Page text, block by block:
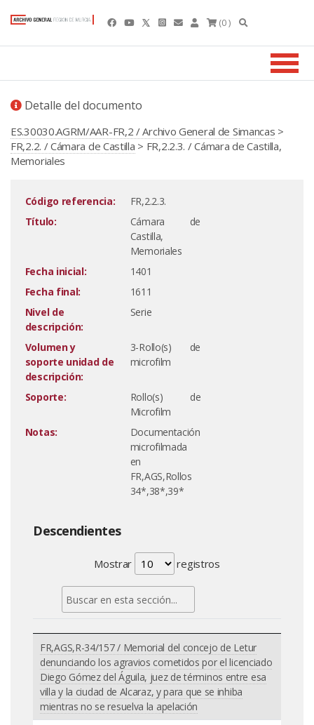
(0 )
Detalle del documento
ES.30030.AGRM/AAR-FR,2 / Archivo General de Simancas >
FR,2.2. / Cámara de Castilla > FR,2.2.3. / Cámara de Castilla,
Memoriales
Código referencia:
FR,2.2.3.
Título:
Cámara de
Castilla,
Memoriales
Fecha inicial:
1401
Fecha final:
1611
Nivel de
descripción:
Serie
Volumen y
soporte unidad de
descripción:
3-Rollo(s) de
microfilm
Soporte:
Rollo(s) de
Microfilm
Notas:
Documentación
microfilmada
en
FR,AGS,Rollos
34*,38*,39*
Descendientes
Mostrar registros
FR,AGS,R-34/157 / Memorial del concejo de Letur
denunciando los agravios cometidos por el licenciado
Diego Gómez del Águila, juez de términos entre esa
villa y la ciudad de Alcaraz, y para que se inhiba
mientras no se resuelva la apelación